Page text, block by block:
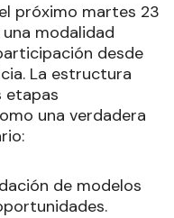
próximo martes 23
modalidad
desde
La estructura
etapas
una verdadera
de modelos